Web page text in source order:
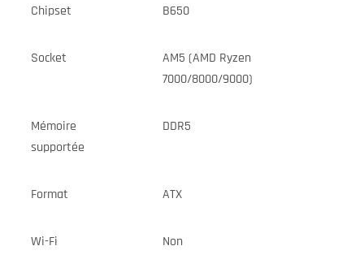
Chipset B650
Socket
AM5 (AMD Ryzen
7000/8000/9000)
Mémoire
supportée
DDR5
Format ATX
Wi-Fi Non